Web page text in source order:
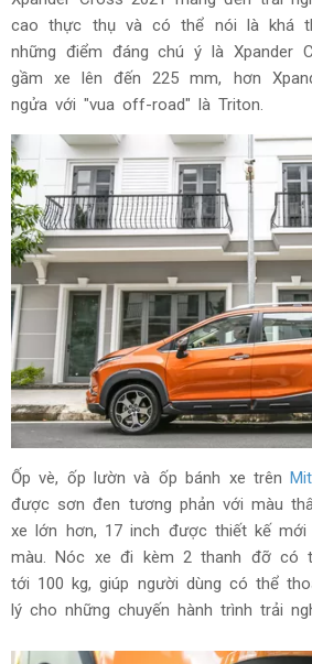
cao thực thụ và có thể nói là khá
những điểm đáng chú ý là Xpander
gầm xe lên đến 225 mm, hơn
ngửa với "vua off-road" là Triton.
Ốp vè, ốp lườn và ốp bánh xe trên
được sơn đen tương phản với màu
xe lớn hơn, 17 inch được thiết kế
màu. Nóc xe đi kèm 2 thanh đỡ có
tới 100 kg, giúp người dùng có thể
lý cho những chuyến hành trình trải